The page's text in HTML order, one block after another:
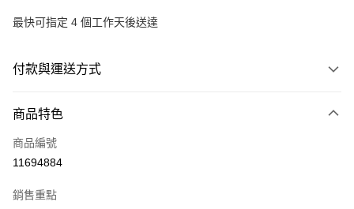
最快可指定 4 個工作天後送達
付款與運送方式
信用卡一次付款
運送方式
常溫宅配
商品特色
商品編號
11694884
銷售重點